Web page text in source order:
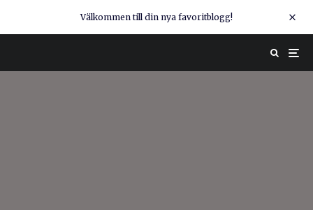
Välkommen till din nya favoritblogg!